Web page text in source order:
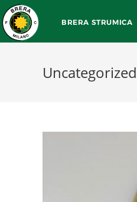
BRERA STRUMICA
Uncategorized